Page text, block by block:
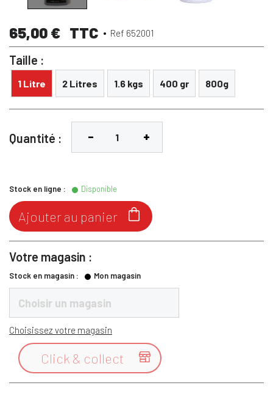
65,00 € TTC Ref 652001
Taille :
1 Litre 2 Litres 1.6 kgs 400 gr 800g
Quantité :
Stock en ligne : Disponible

Ajouter au panier
Votre magasin :
Stock en magasin : Mon magasin
Choisir un magasin
Choisissez votre magasin

Click & collect